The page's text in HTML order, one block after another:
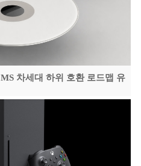
차세대 하위 호환 로드맵 유